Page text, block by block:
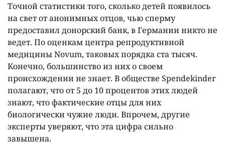
Точной статистики того, сколько детей появилось
на свет от анонимных отцов, чью сперму
предоставил донорский банк, в Германии никто не
ведет. По оценкам центра репродуктивной
медицины Novum, таковых порядка ста тысяч.
Конечно, большинство из них о своем
происхождении не знает. В обществе Spendekinder
полагают, что от 5 до 10 процентов этих людей
знают, что фактические отцы для них
биологически чужие люди. Впрочем, другие
эксперты уверяют, что эта цифра сильно
завышена.